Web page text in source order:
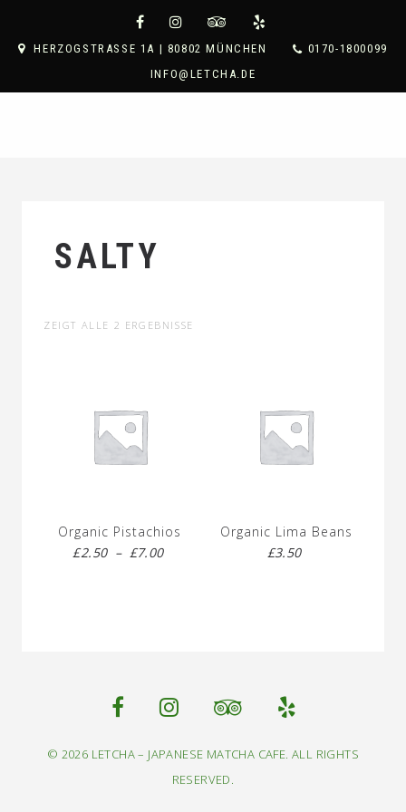
HERZOGSTRASSE 1A | 80802 MÜNCHEN
0170-1800099
INFO@LETCHA.DE
SALTY
ZEIGT ALLE 2 ERGEBNISSE
Organic Pistachios
£2.50 – £7.00
Organic Lima Beans
£3.50
© 2026 LETCHA – JAPANESE MATCHA CAFE. ALL RIGHTS
RESERVED.